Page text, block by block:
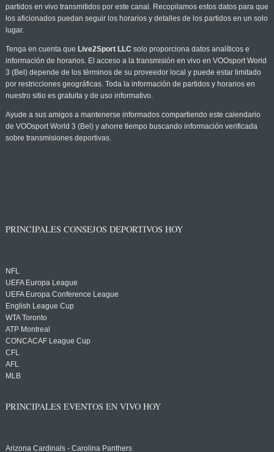
partidos en vivo transmitidos por este canal. Recopilamos estos datos para que
los aficionados puedan seguir los horarios y detalles de los partidos en un solo
lugar.
Tenga en cuenta que Live2Sport LLC solo proporciona datos analíticos e
información de horarios. El acceso a la transmisión en vivo en VOOsport World
3 (Bel) depende de los términos de su proveedor local y puede estar limitado
por restricciones geográficas. Toda la información de partidos y horarios en
nuestro sitio es gratuita y de uso informativo.
Ayude a sus amigos a mantenerse informados compartiendo este calendario
de VOOsport World 3 (Bel) y ahorre tiempo buscando información verificada
sobre transmisiones deportivas.
PRINCIPALES CONSEJOS DEPORTIVOS HOY
NFL
UEFA Europa League
UEFA Europa Conference League
English League Cup
WTA Toronto
ATP Montreal
CONCACAF League Cup
CFL
AFL
MLB
PRINCIPALES EVENTOS EN VIVO HOY
Arizona Cardinals - Carolina Panthers